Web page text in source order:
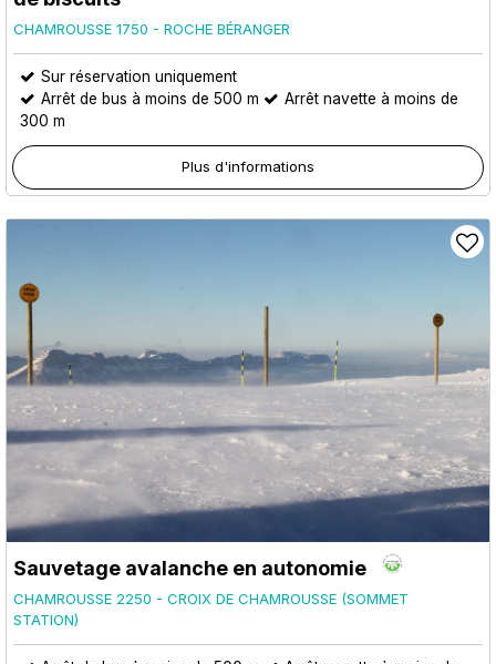
CHAMROUSSE 1750 - ROCHE BÉRANGER
Sur réservation uniquement
Arrêt de bus à moins de 500 m
Arrêt navette à moins de
300 m
Plus d'informations
Sauvetage avalanche en autonomie
CHAMROUSSE 2250 - CROIX DE CHAMROUSSE (SOMMET
STATION)